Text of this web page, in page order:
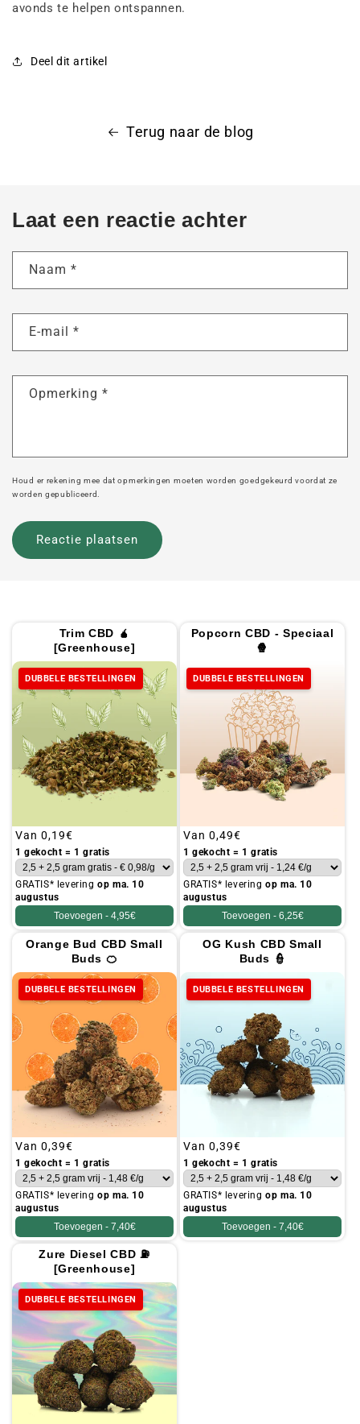
avonds te helpen ontspannen.
Deel dit artikel
Terug naar de blog
Laat een reactie achter
Naam *
E-mail *
Opmerking *
Houd er rekening mee dat opmerkingen moeten worden goedgekeurd voordat ze
worden gepubliceerd.
Trim CBD 🧉
[Greenhouse]
DUBBELE BESTELLINGEN
Gebruikelijke
prijs
Van 0,19€
1 gekocht = 1 gratis
GRATIS* leveringop ma. 10
augustus
Toevoegen - 4,95€
Popcorn CBD - Speciaal
🍿
DUBBELE BESTELLINGEN
Gebruikelijke
prijs
Van 0,49€
1 gekocht = 1 gratis
GRATIS* leveringop ma. 10
augustus
Toevoegen - 6,25€
Orange Bud CBD Small
Buds 🍊
DUBBELE BESTELLINGEN
Gebruikelijke
prijs
Van 0,39€
1 gekocht = 1 gratis
GRATIS* leveringop ma. 10
augustus
Toevoegen - 7,40€
OG Kush CBD Small
Buds 👮
DUBBELE BESTELLINGEN
Gebruikelijke
prijs
Van 0,39€
1 gekocht = 1 gratis
GRATIS* leveringop ma. 10
augustus
Toevoegen - 7,40€
Zure Diesel CBD ⛽
[Greenhouse]
DUBBELE BESTELLINGEN